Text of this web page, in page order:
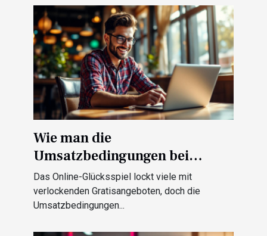
Wie man die
Umsatzbedingungen bei
kostenlosen Casino-Boni
meistert
Das Online-Glücksspiel lockt viele mit
verlockenden Gratisangeboten, doch die
Umsatzbedingungen...